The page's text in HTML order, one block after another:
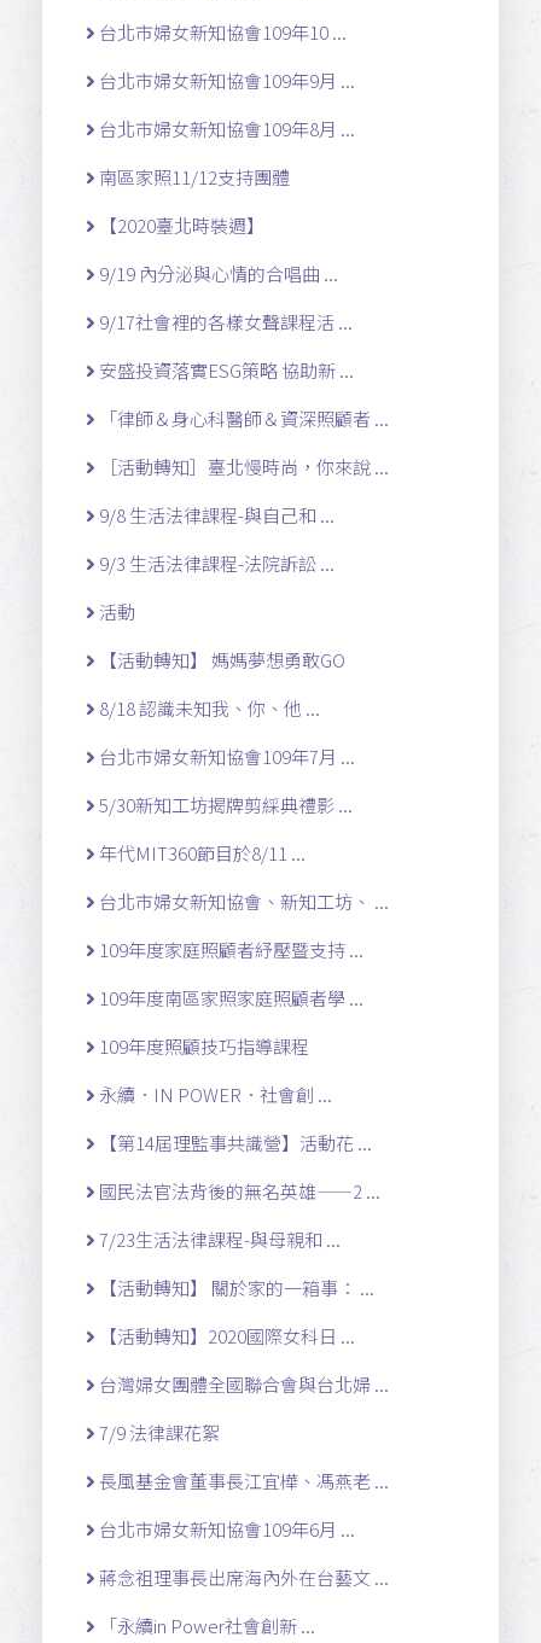
台北市婦女新知協會109年10 ...
台北市婦女新知協會109年9月 ...
台北市婦女新知協會109年8月 ...
南區家照11/12支持團體
【2020臺北時裝週】
9/19 內分泌與心情的合唱曲 ...
9/17社會裡的各樣女聲課程活 ...
安盛投資落實ESG策略 協助新 ...
「律師＆身心科醫師＆資深照顧者 ...
［活動轉知］臺北慢時尚，你來說 ...
9/8 生活法律課程-與自己和 ...
9/3 生活法律課程-法院訴訟 ...
活動
【活動轉知】 媽媽夢想勇敢GO
8/18 認識未知我、你、他 ...
台北市婦女新知協會109年7月 ...
5/30新知工坊揭牌剪綵典禮影 ...
年代MIT360節目於8/11 ...
台北市婦女新知協會、新知工坊、 ...
109年度家庭照顧者紓壓暨支持 ...
109年度南區家照家庭照顧者學 ...
109年度照顧技巧指導課程
永續．IN POWER．社會創 ...
【第14屆理監事共識營】活動花 ...
國民法官法背後的無名英雄——2 ...
7/23生活法律課程-與母親和 ...
【活動轉知】 關於家的一箱事： ...
【活動轉知】2020國際女科日 ...
台灣婦女團體全國聯合會與台北婦 ...
7/9 法律課花絮
長風基金會董事長江宜樺、馮燕老 ...
台北市婦女新知協會109年6月 ...
蔣念祖理事長出席海內外在台藝文 ...
「永續in Power社會創新 ...